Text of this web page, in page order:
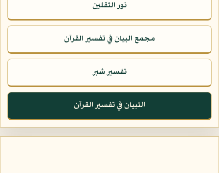
نور الثقلين
مجمع البيان في تفسير القرآن
تفسير شبر
التبيان في تفسير القرآن